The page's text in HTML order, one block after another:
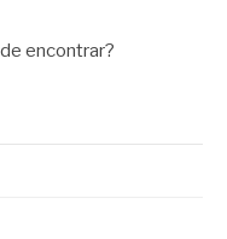
encontrar?